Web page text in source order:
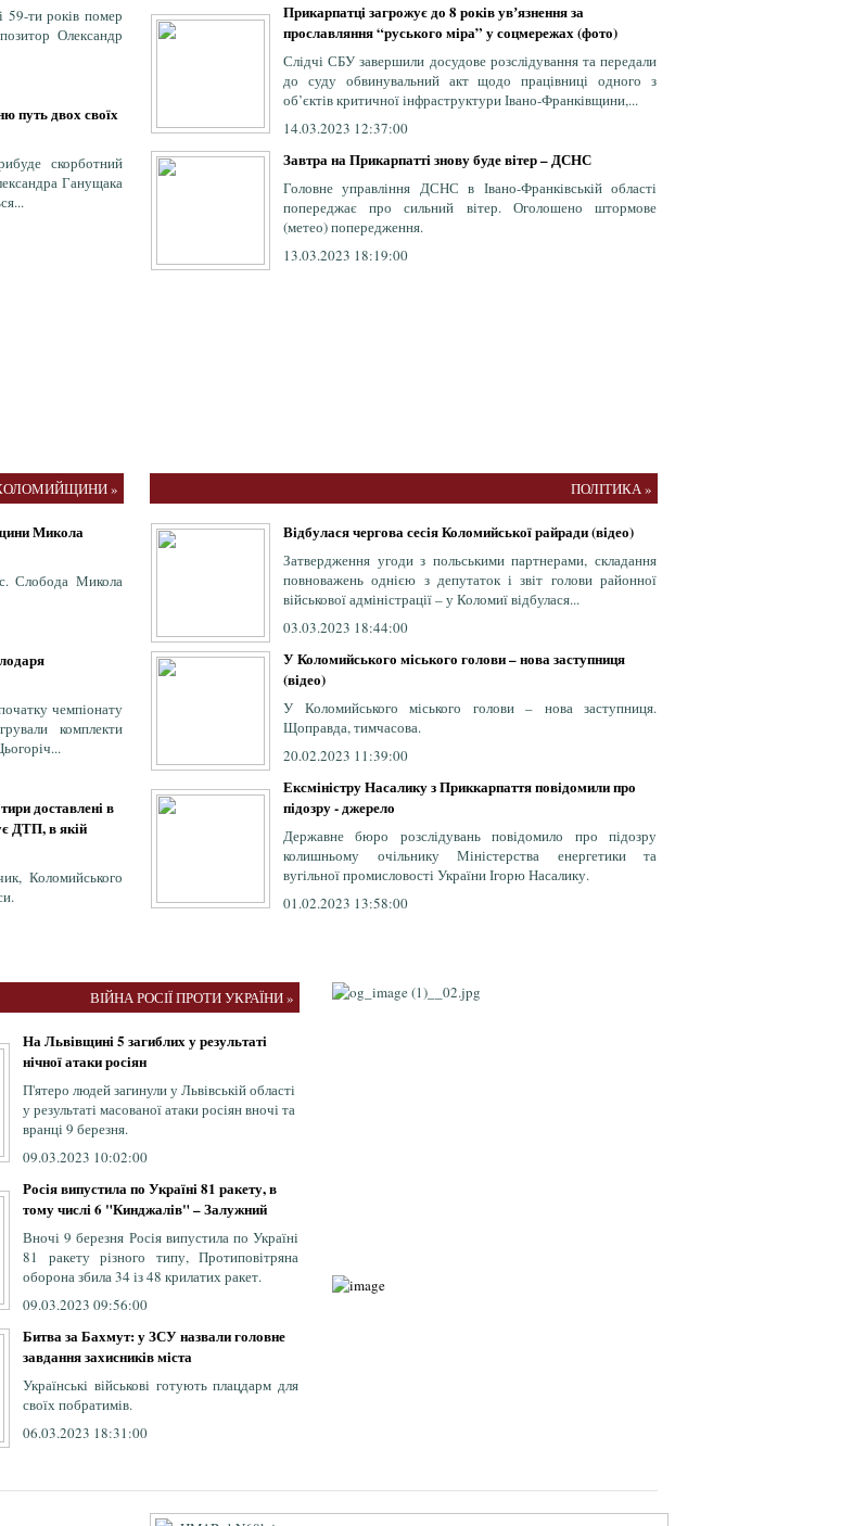
59-ти років помер
Олександр
путь двох своїх
скорботний
Ганущака
Прикарпатці загрожує до 8 років увʼязнення за
прославляння “руського міра” у соцмережах (фото)
Слідчі СБУ завершили досудове розслідування та передали
до суду обвинувальний акт щодо працівниці одного з
об’єктів критичної інфраструктури Івано-Франківщини,...
14.03.2023 12:37:00
Завтра на Прикарпатті знову буде вітер – ДСНС
Головне управління ДСНС в Івано-Франківській області
попереджає про сильний вітер. Оголошено штормове
(метео) попередження.
13.03.2023 18:19:00
»
Микола
Слобода Микола
чемпіонату
комплекти
доставлені в
ДТП, в якій
Коломийського
ПОЛІТИКА »
Відбулася чергова сесія Коломийської райради (відео)
Затвердження угоди з польськими партнерами, складання
повноважень однією з депутаток і звіт голови районної
військової адміністрації – у Коломиї відбулася...
03.03.2023 18:44:00
У Коломийського міського голови – нова заступниця
(відео)
У Коломийського міського голови – нова заступниця.
Щоправда, тимчасова.
20.02.2023 11:39:00
Ексміністру Насалику з Приккарпаття повідомили про
підозру - джерело
Державне бюро розслідувань повідомило про підозру
колишньому очільнику Міністерства енергетики та
вугільної промисловості України Ігорю Насалику.
01.02.2023 13:58:00
ВІЙНА РОСІЇ ПРОТИ УКРАЇНИ »
На Львівщині 5 загиблих у результаті
нічної атаки росіян
П'ятеро людей загинули у Львівській області
у результаті масованої атаки росіян вночі та
вранці 9 березня.
09.03.2023 10:02:00
Росія випустила по Україні 81 ракету, в
тому числі 6 "Кинджалів" – Залужний
Вночі 9 березня Росія випустила по Україні
81 ракету різного типу, Протиповітряна
оборона збила 34 із 48 крилатих ракет.
09.03.2023 09:56:00
Битва за Бахмут: у ЗСУ назвали головне
завдання захисників міста
Українські військові готують плацдарм для
своїх побратимів.
06.03.2023 18:31:00